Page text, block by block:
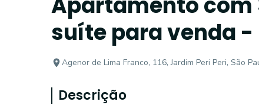
suíte para venda -
Agenor de Lima Franco, 116, Jardim Peri Peri, São
Descrição